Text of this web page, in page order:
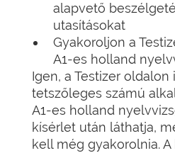
alapvető
utasításokat
Gyakoroljon a
A1-es holland
Igen, a Testizer oldalon
tetszőleges számú
A1-es holland
kísérlet után láthatja,
kell még gyakorolnia.